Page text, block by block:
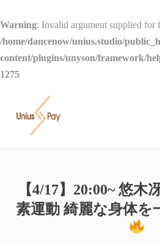
Warning: Invalid argument supplied for
/home/dancenow/unius.studio/
content/plugins/unyson/framework/
1275
【4/17】20:00~ 悠木
素運動 綺麗な身体を